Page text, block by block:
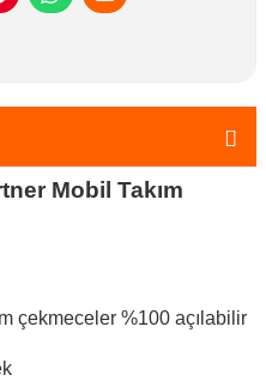
Mobil Takım
çekmeceler %100 açılabilir